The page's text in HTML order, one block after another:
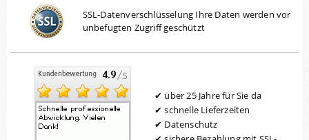
SSL-Datenverschlüsselung Ihre Daten werden vor
unbefugten Zugriff geschützt
über 25 Jahre für Sie da
schnelle Lieferzeiten
Datenschutz